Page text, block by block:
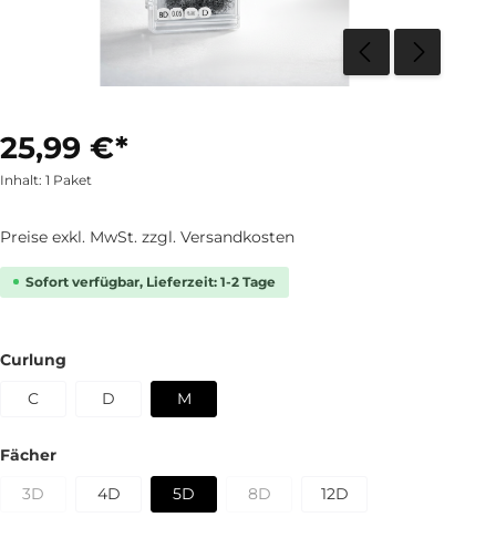
25,99 €*
Inhalt: 1 Paket
Preise exkl. MwSt. zzgl. Versandkosten
Sofort verfügbar, Lieferzeit: 1-2 Tage
Curlung
C
D M
Fächer
3D
4D 5D 8D 12D